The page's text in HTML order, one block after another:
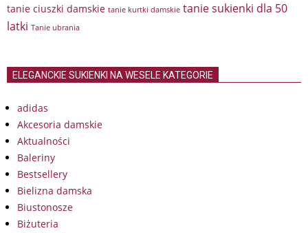
tanie ciuszki damskie tanie kurtki damskie tanie sukienki dla 50
latki Tanie ubrania
ELEGANCKIE SUKIENKI NA WESELE KATEGORIE
adidas
Akcesoria damskie
Aktualności
Baleriny
Bestsellery
Bielizna damska
Biustonosze
Biżuteria